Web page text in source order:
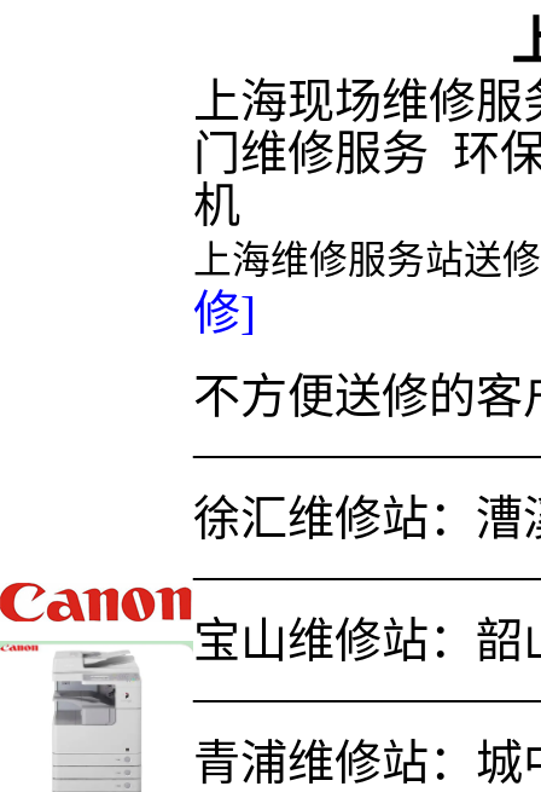
上海现场维修
门维修服务 环
机
上海维修服务站送
修]
不方便送修的
徐汇维修站：漕
宝山维修站：韶
青浦维修站：城